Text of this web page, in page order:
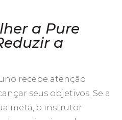
a Pure
a
recebe atenção
seus objetivos. Se a
meta, o instrutor